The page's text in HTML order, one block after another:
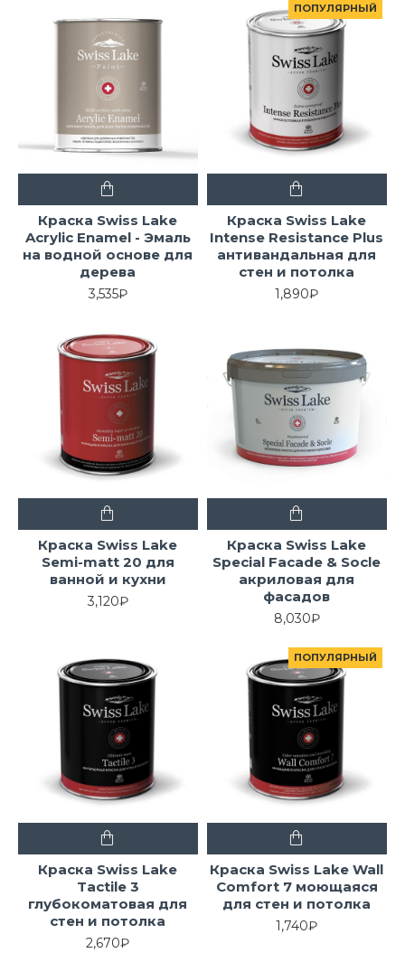
Краска Swiss Lake
Acrylic Enamel - Эмаль
на водной основе для
дерева
3,535₽
ПОПУЛЯРНЫЙ
Краска Swiss Lake
Intense Resistance Plus
антивандальная для
стен и потолка
1,890₽
Краска Swiss Lake
Semi-matt 20 для
ванной и кухни
3,120₽
Краска Swiss Lake
Special Facade & Socle
акриловая для
фасадов
8,030₽
Краска Swiss Lake
Tactile 3
глубокоматовая для
стен и потолка
2,670₽
ПОПУЛЯРНЫЙ
Краска Swiss Lake Wall
Comfort 7 моющаяся
для стен и потолка
1,740₽